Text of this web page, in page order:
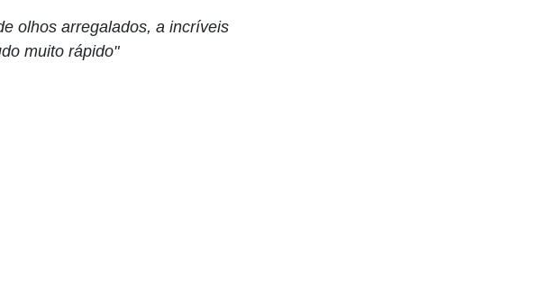
olhos arregalados, a incríveis
muito rápido"